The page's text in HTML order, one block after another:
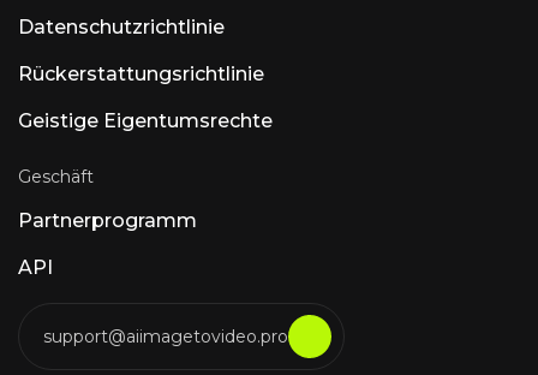
Datenschutzrichtlinie
Rückerstattungsrichtlinie
Geistige Eigentumsrechte
Geschäft
Partnerprogramm
API
support@aiimagetovideo.pro